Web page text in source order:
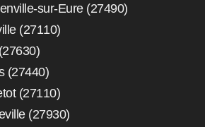
sur-Eure (27490)
(27110)
(27440)
(27110)
(27930)